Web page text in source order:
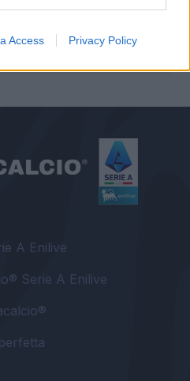
Access Privacy Policy
A Enilive
Serie A Enilive